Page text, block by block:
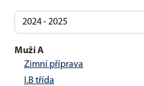
Muži A
Zimní příprava
I.B třída